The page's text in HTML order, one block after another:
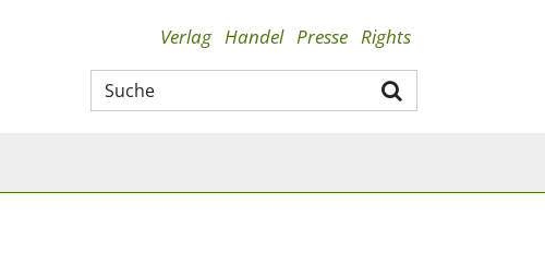
Verlag Handel Presse Rights